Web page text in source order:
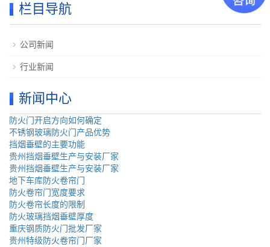
栏目导航
公司新闻
行业新闻
新闻中心
防火门开启方向如何确定
不锈钢玻璃防火门产品优势
挡烟垂壁的主要功能
贵州挡烟垂壁生产与安装厂家
贵州挡烟垂壁生产与安装厂家
地下车库防火卷帘门
防火卷帘门宽度要求
防火卷帘长度的限制
防火玻璃挡烟垂壁厚度
重庆钢质防火门批发厂家
贵州特级防火卷帘门厂家